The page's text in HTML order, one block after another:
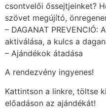
csontvelői őssejtjeinket?
szövet megújító,
– DAGANAT
aktiválása, a kulcs a
– Ajándékok átadása
A rendezvény ingyenes!
Kattintson a linkre, töltse
előadáson az ajándékát!